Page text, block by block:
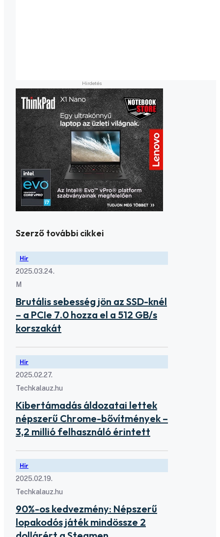
Szerző további cikkei
Hír
2025.03.24.
M
Brutális sebesség jön az SSD-knél
– a PCIe 7.0 hozza el a 512 GB/s
korszakát
Hír
2025.02.27.
Techkalauz.hu
Kibertámadás áldozatai lettek
népszerű Chrome-bővítmények –
3,2 millió felhasználó érintett
Hír
2025.02.19.
Techkalauz.hu
90%-os kedvezmény: Népszerű
lopakodós játék mindössze 2